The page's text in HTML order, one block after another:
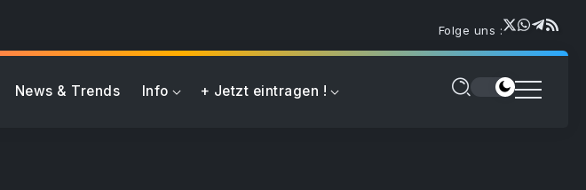
Folge uns :
News & Trends Info + Jetzt eintragen !